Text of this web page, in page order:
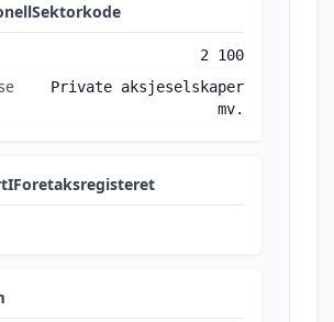
2 100
Private aksjeselskaper
mv.